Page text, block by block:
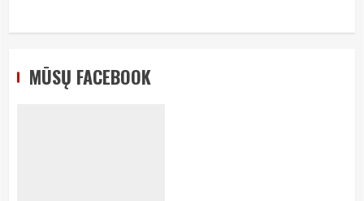
MŪSŲ FACEBOOK